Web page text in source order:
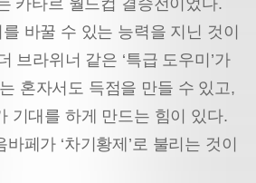
카타르 월드컵 결승전이었다.
바꿀 수 있는 능력을 지닌 것이
브라위너 같은 ‘특급 도우미’가
혼자서도 득점을 만들 수 있고,
기대를 하게 만드는 힘이 있다.
페가 ‘차기황제’로 불리는 것이